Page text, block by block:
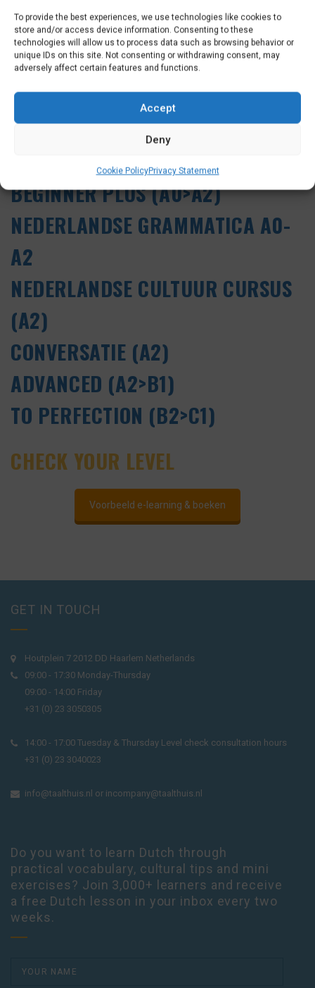
To provide the best experiences, we use technologies like cookies to
store and/or access device information. Consenting to these
technologies will allow us to process data such as browsing behavior or
unique IDs on this site. Not consenting or withdrawing consent, may
adversely affect certain features and functions.
Accept
Deny
Cookie PolicyPrivacy Statement
Schrijf je nu in!
OTHER LEVELS
INTRODUCTIE CURSUS (A0)
BEGINNER BASIC (A0>A1)
BEGINNER PLUS (A0>A2)
NEDERLANDSE GRAMMATICA A0-
A2
NEDERLANDSE CULTUUR CURSUS
(A2)
CONVERSATIE (A2)
ADVANCED (A2>B1)
TO PERFECTION (B2>C1)
CHECK YOUR LEVEL
Voorbeeld e-learning & boeken
GET IN TOUCH
Houtplein 7 2012 DD Haarlem Netherlands
09:00 - 17:30 Monday-Thursday
09:00 - 14:00 Friday
+31 (0) 23 3050305
14:00 - 17:00 Tuesday & Thursday Level check consultation hours
+31 (0) 23 3040023
info@taalthuis.nl or incompany@taalthuis.nl
Do you want to learn Dutch through
practical vocabulary, cultural tips and mini
exercises? Join 3,000+ learners and receive
a free Dutch lesson in your inbox every two
weeks.